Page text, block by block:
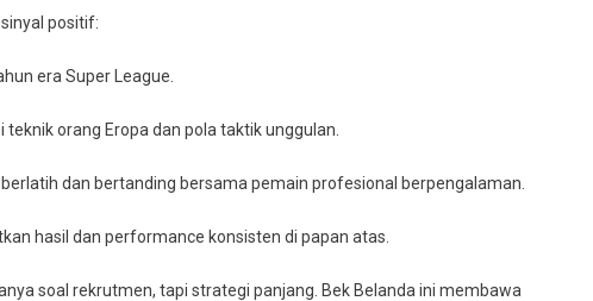
positif:
era Super League.
teknik orang Eropa dan pola taktik unggulan.
dan bertanding bersama pemain profesional berpengalaman.
hasil dan performance konsisten di papan atas.
soal rekrutmen, tapi strategi panjang. Bek Belanda ini membawa